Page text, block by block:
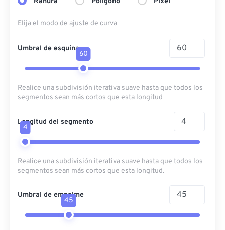
Elija el modo de ajuste de curva
Umbral de esquina
60
Realice una subdivisión iterativa suave hasta que todos los
segmentos sean más cortos que esta longitud
Longitud del segmento
4
Realice una subdivisión iterativa suave hasta que todos los
segmentos sean más cortos que esta longitud.
Umbral de empalme
45